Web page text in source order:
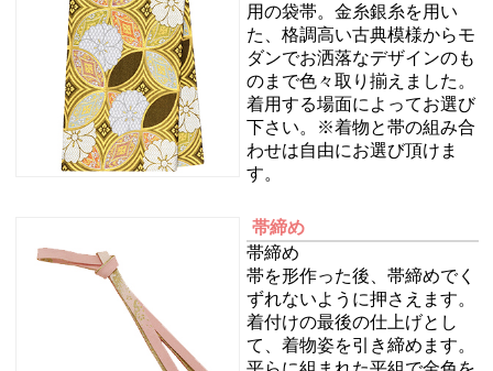
用の袋帯。金糸銀糸を用い
た、格調高い古典模様からモ
ダンでお洒落なデザインのも
のまで色々取り揃えました。
着用する場面によってお選び
下さい。※着物と帯の組み合
わせは自由にお選び頂けま
す。
帯締め
帯締め
帯を形作った後、帯締めでく
ずれないように押さえます。
着付けの最後の仕上げとし
て、着物姿を引き締めます。